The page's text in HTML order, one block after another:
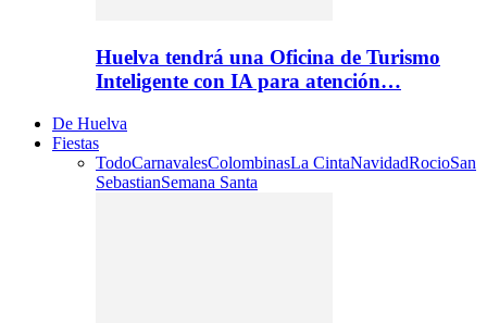
Huelva tendrá una Oficina de Turismo
Inteligente con IA para atención…
De Huelva
Fiestas
TodoCarnavalesColombinasLa CintaNavidadRocioSan
SebastianSemana Santa